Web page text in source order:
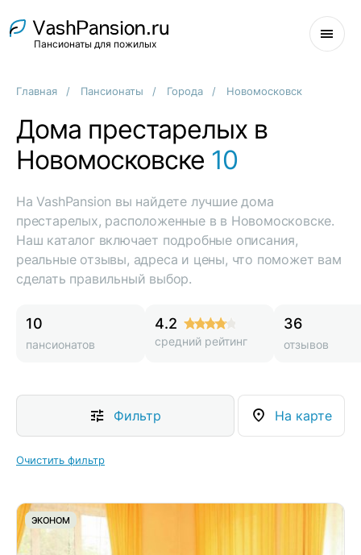
Пансионаты для пожилых
Главная Пансионаты Города Новомосковск
Дома престарелых в
Новомосковске 10
На VashPansion вы найдете лучшие дома
престарелых, расположенные в в Новомосковске.
Наш каталог включает подробные описания,
реальные отзывы, адреса и цены, что поможет вам
сделать правильный выбор.
10
пансионатов
4.2
средний рейтинг
36
отзывов
Фильтр На карте
Очистить фильтр
ЭКОНОМ